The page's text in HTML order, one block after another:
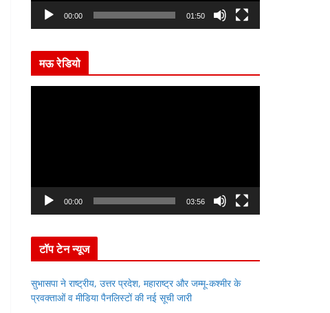
a
r
00:00 01:50
मऊ रेडियो
a
r
00:00 03:56
टॉप टेन न्यूज
सुभासपा ने राष्ट्रीय, उत्तर प्रदेश, महाराष्ट्र और जम्मू-कश्मीर के
प्रवक्ताओं व मीडिया पैनलिस्टों की नई सूची जारी